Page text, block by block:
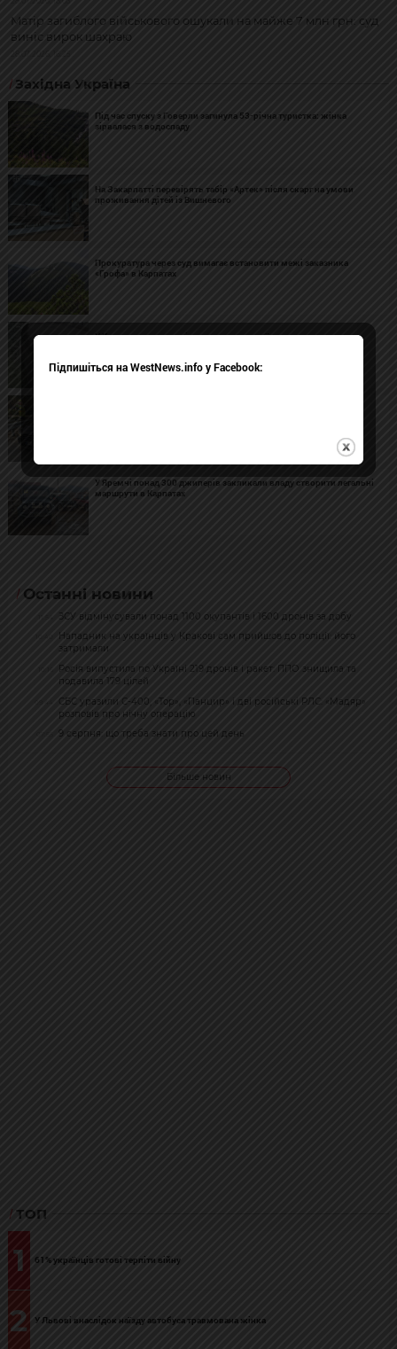
Матір загиблого військового ошукали на майже 7 млн грн: суд
виніс вирок шахраю
Західна Україна
Під час спуску з Говерли загинула 53-річна туристка: жінка
зірвалася з водоспаду
На Закарпатті перевірять табір «Артек» після скарг на умови
проживання дітей із Вишневого
Прокуратура через суд вимагає встановити межі заказника
«Грофа» в Карпатах
У Карпатах мотоциклісти намагалися виїхати на вершину гори
У Яремчі понад 300 джиперів закликали владу створити легальні
маршрути в Карпатах
Останні новини
ЗСУ відмінусували понад 1100 окупантів і 1600 дронів за добу
Нападник на українців у Кракові сам прийшов до поліції: його
затримали
Росія випустила по Україні 219 дронів і ракет: ППО знищила та
подавила 179 цілей
СБС уразили С-400, «Тор», «Панцир» і дві російські РЛС: «Мадяр»
розповів про нічну операцію
9 серпня: що треба знати про цей день
Більше новин
ТОП
1 61% українців готові терпіти війну
2 У Львові внаслідок наїзду автобуса травмована жінка
Підпишіться на WestNews.info у Facebook: